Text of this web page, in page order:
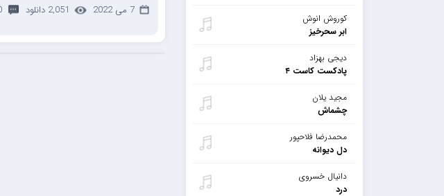
کوروش انوش
ابر سحرخیز
دیجی بهزاد
پادکست کاست ۴
مجید یلان
چشماش
محمدرضا فلاحپور
دل دیوانه
دانیال خسروی
درد
7 می 2022 2,051 دانلود